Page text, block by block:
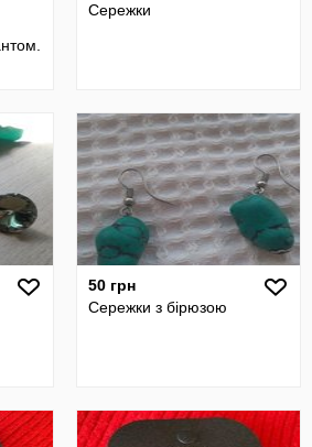
Сережки
50 грн
Сережки з бірюзою